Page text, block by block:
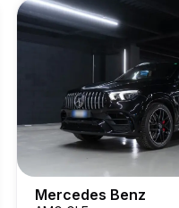
Mercedes Benz